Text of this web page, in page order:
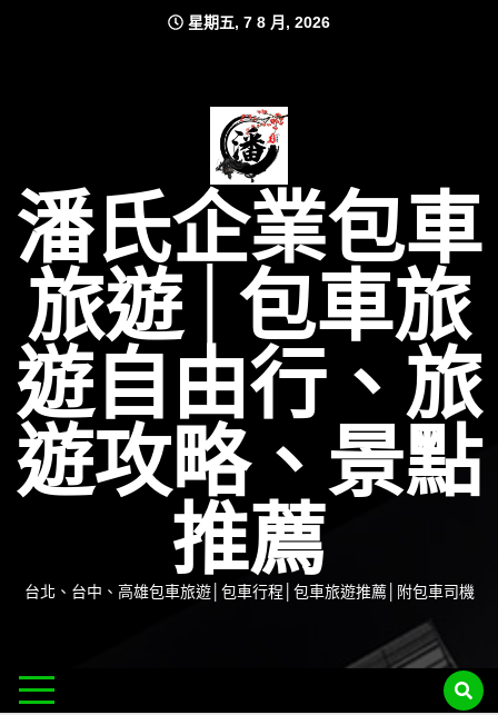
星期五, 7 8 月, 2026
潘氏企業包車
旅遊│包車旅
遊自由行、旅
遊攻略、景點
推薦
台北、台中、高雄包車旅遊│包車行程│包車旅遊推薦│附包車司機